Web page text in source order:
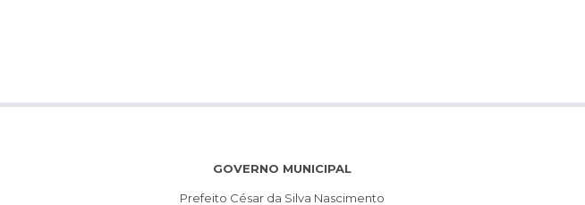
GOVERNO MUNICIPAL
Prefeito César da Silva Nascimento